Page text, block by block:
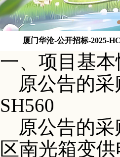
厦门华沧-公开招标-2025-
一、项目基
原公告的采
SH560
原公告的
区南光箱变